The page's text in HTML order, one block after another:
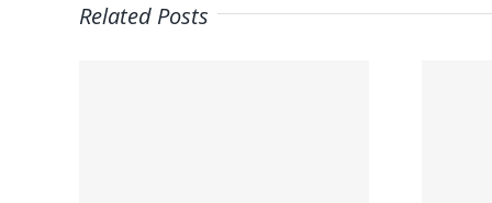
Related Posts